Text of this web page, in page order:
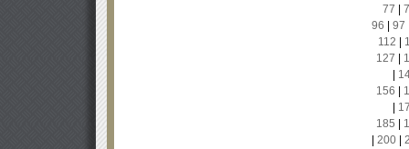
77
96
97
112
127
156
185
200|